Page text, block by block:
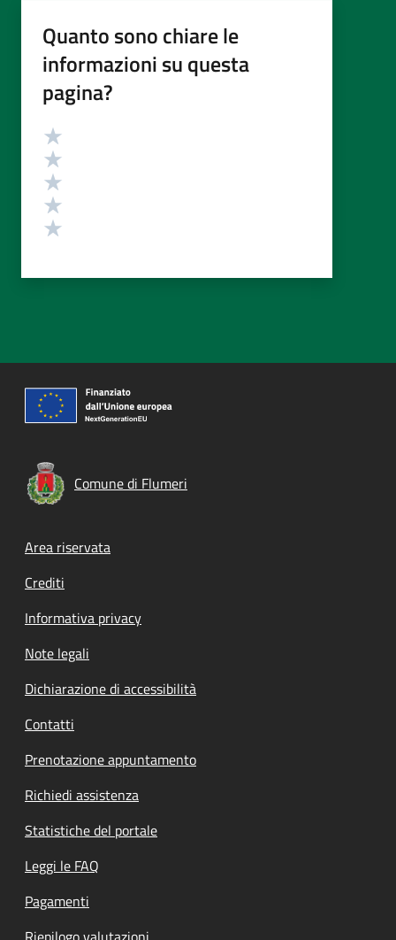
Quanto sono chiare le
informazioni su questa
pagina?
Valutazione
Comune di Flumeri
Footer menu
Area riservata
Crediti
Informativa privacy
Note legali
Dichiarazione di accessibilità
Contatti
Prenotazione appuntamento
Richiedi assistenza
Statistiche del portale
Leggi le FAQ
Pagamenti